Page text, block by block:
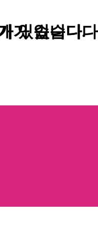
가 있습니
있습니다.